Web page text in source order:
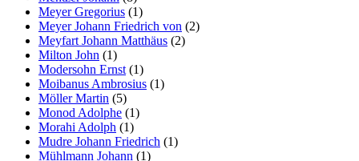
Meyer Gregorius (1)
Meyer Johann Friedrich von (2)
Meyfart Johann Matthäus (2)
Milton John (1)
Modersohn Ernst(1)
Moibanus Ambrosius (1)
Möller Martin (5)
Monod Adolphe (1)
Morahi Adolph (1)
Mudre Johann Friedrich (1)
Mühlmann Johann (1)